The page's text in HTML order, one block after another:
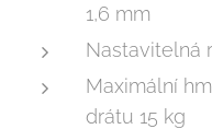
1,6 mm
Nastavitelná
Maximální
drátu 15 kg